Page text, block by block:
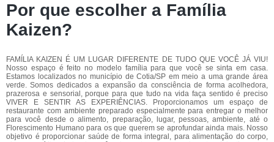
Por que escolher a Família
Kaizen?
FAMÍLIA KAIZEN É UM LUGAR DIFERENTE DE TUDO QUE VOCÊ JÁ VIU!
Nosso espaço é feito no modelo família para que você se sinta em casa.
Estamos localizados no município de Cotia/SP em meio a uma grande área
verde. Somos dedicados a expansão da consciência de forma acolhedora,
prazerosa e sensorial, porque para que tudo na vida faça sentido é preciso
VIVER E SENTIR AS EXPERIÊNCIAS. Proporcionamos um espaço de
restaurante com ambiente preparado especialmente para entregar o melhor
para você desde o alimento, preparação, lugar, pessoas, ambiente, até o
Florescimento Humano para os que querem se aprofundar ainda mais. Nosso
objetivo é proporcionar saúde de forma integral, para alimentação do corpo,